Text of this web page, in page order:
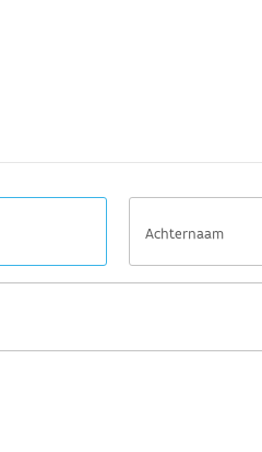
Achternaam